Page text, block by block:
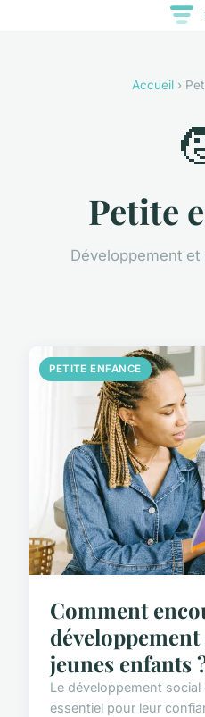
Accueil›
Petite
Développement
PETITE ENFANCE
Comment
jeunes enfants
Le développement
essentiel pour leur